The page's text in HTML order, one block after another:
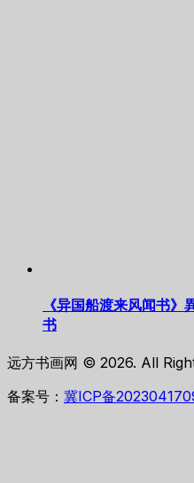
《异国船渡来风闻书
书
远方书画网 © 2026. All
备案号： 冀ICP备